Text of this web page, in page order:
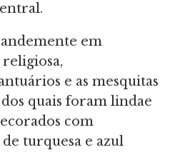
em
e as mesquitas
quais foram lindae
com
turquesa e azul